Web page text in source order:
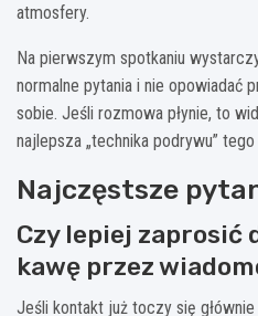
atmosfery.
Na pierwszym spotkaniu
normalne pytania i nie opowiadać
sobie. Jeśli rozmowa płynie, to
najlepsza „technika podrywu”
Najczęstsze
Czy lepiej zaprosić
kawę przez
Jeśli kontakt już toczy się